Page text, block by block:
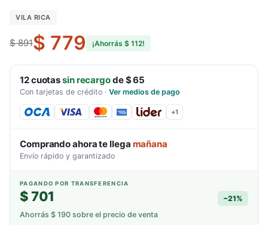
VILA RICA
$ 891$ 779 ¡Ahorrás $ 112!
12cuotassin recargode$ 65
Con tarjetas de crédito · Ver medios de pago
+1
Comprando ahora te llega mañana
Envío rápido y garantizado
PAGANDO POR TRANSFERENCIA
$ 701 −21%
Ahorrás $ 190 sobre el precio de venta